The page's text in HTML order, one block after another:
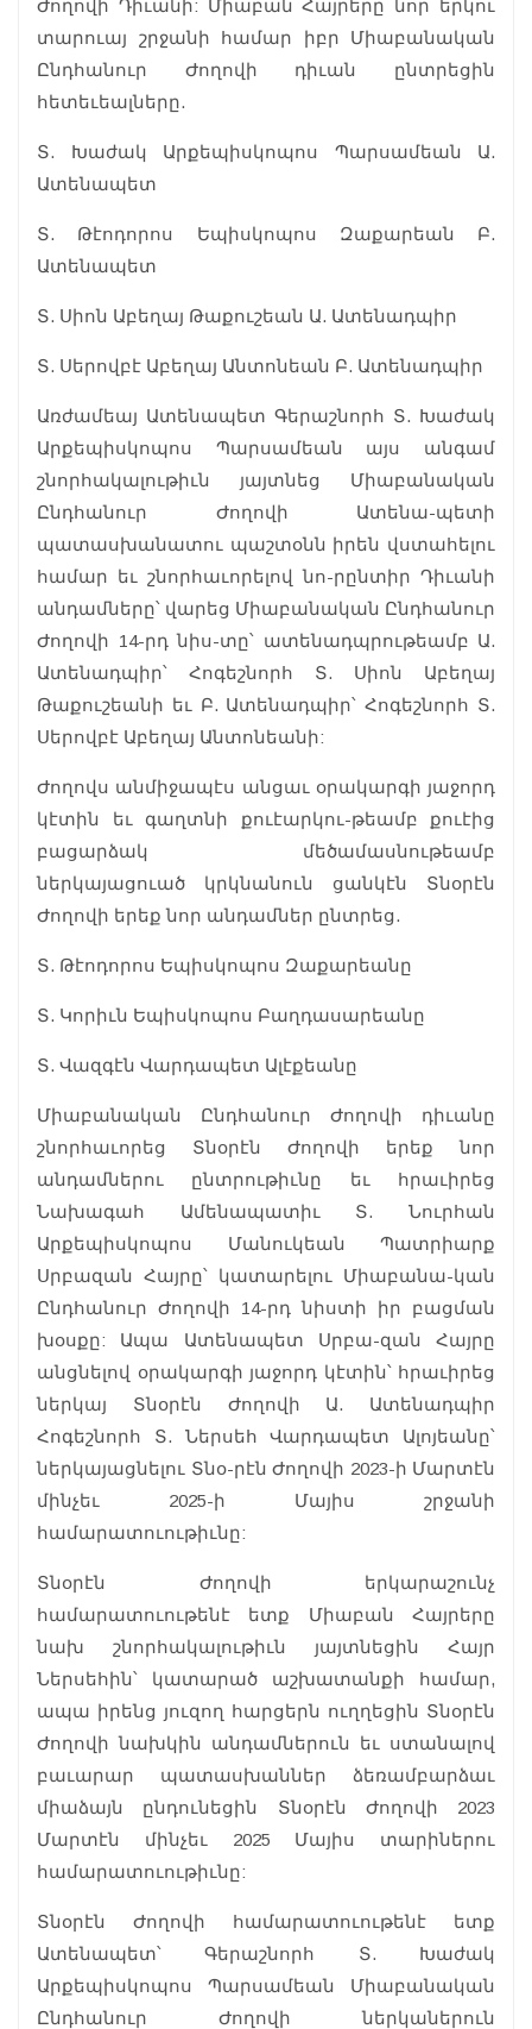
Ժողովի Դիւանի: Միաբան Հայրերը նոր երկու
տարուայ շրջանի համար իբր Միաբանական
Ընդհանուր Ժողովի դիւան ընտրեցին
հետեւեալները.
Տ. Խաժակ Արքեպիսկոպոս Պարսամեան Ա.
Ատենապետ
Տ. Թէոդորոս Եպիսկոպոս Զաքարեան Բ.
Ատենապետ
Տ. Սիոն Աբեղայ Թաքուշեան Ա. Ատենադպիր
Տ. Սերովբէ Աբեղայ Անտոնեան Բ. Ատենադպիր
Առժամեայ Ատենապետ Գերաշնորհ Տ. Խաժակ
Արքեպիսկոպոս Պարսամեան այս անգամ
շնորհակալութիւն յայտնեց Միաբանական
Ընդհանուր Ժողովի Ատենա-պետի
պատասխանատու պաշտօնն իրեն վստահելու
համար եւ շնորհաւորելով նո-րընտիր Դիւանի
անդամները՝ վարեց Միաբանական Ընդհանուր
Ժողովի 14-րդ նիս-տը՝ ատենադպրութեամբ Ա.
Ատենադպիր՝ Հոգեշնորհ Տ. Սիոն Աբեղայ
Թաքուշեանի եւ Բ. Ատենադպիր՝ Հոգեշնորհ Տ.
Սերովբէ Աբեղայ Անտոնեանի:
Ժողովս անմիջապէս անցաւ օրակարգի յաջորդ
կէտին եւ գաղտնի քուէարկու-թեամբ քուէից
բացարձակ մեծամասնութեամբ
ներկայացուած կրկնանուն ցանկէն Տնօրէն
Ժողովի երեք նոր անդամներ ընտրեց.
Տ. Թէոդորոս Եպիսկոպոս Զաքարեանը
Տ. Կորիւն Եպիսկոպոս Բաղդասարեանը
Տ. Վազգէն Վարդապետ Ալէքեանը
Միաբանական Ընդհանուր Ժողովի դիւանը
շնորհաւորեց Տնօրէն Ժողովի երեք նոր
անդամներու ընտրութիւնը եւ հրաւիրեց
Նախագահ Ամենապատիւ Տ. Նուրհան
Արքեպիսկոպոս Մանուկեան Պատրիարք
Սրբազան Հայրը՝ կատարելու Միաբանա-կան
Ընդհանուր Ժողովի 14-րդ նիստի իր բացման
խօսքը: Ապա Ատենապետ Սրբա-զան Հայրը
անցնելով օրակարգի յաջորդ կէտին՝ հրաւիրեց
ներկայ Տնօրէն Ժողովի Ա. Ատենադպիր
Հոգեշնորհ Տ. Ներսեհ Վարդապետ Ալոյեանը՝
ներկայացնելու Տնօ-րէն Ժողովի 2023-ի Մարտէն
մինչեւ 2025-ի Մայիս շրջանի
համարատուութիւնը:
Տնօրէն Ժողովի երկարաշունչ
համարատուութենէ ետք Միաբան Հայրերը
նախ շնորհակալութիւն յայտնեցին Հայր
Ներսեհին՝ կատարած աշխատանքի համար,
ապա իրենց յուզող հարցերն ուղղեցին Տնօրէն
Ժողովի նախկին անդամներուն եւ ստանալով
բաւարար պատասխաններ ձեռամբարձաւ
միաձայն ընդունեցին Տնօրէն Ժողովի 2023
Մարտէն մինչեւ 2025 Մայիս տարիներու
համարատուութիւնը:
Տնօրէն Ժողովի համարատուութենէ ետք
Ատենապետ՝ Գերաշնորհ Տ. Խաժակ
Արքեպիսկոպոս Պարսամեան Միաբանական
Ընդհանուր Ժողովի ներկաներուն